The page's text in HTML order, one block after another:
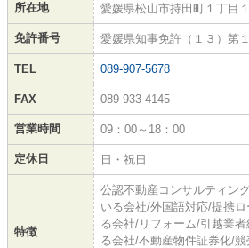
所在地 愛媛県松山市持田町１丁目
免許番号 愛媛県知事免許（１３）第
TEL 089-907-5678
FAX 089-933-4145
営業時間 09：00～18：00
定休日 日・祝日
特徴
公認不動産コンサルティン
いる会社/外国語対応/提携
る会社/リフォーム/引越業
る会社/不動産物件証券化/